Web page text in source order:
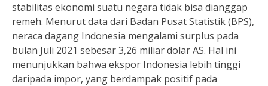
stabilitas ekonomi suatu negara tidak bisa dianggap
remeh. Menurut data dari Badan Pusat Statistik (BPS),
neraca dagang Indonesia mengalami surplus pada
bulan Juli 2021 sebesar 3,26 miliar dolar AS. Hal ini
menunjukkan bahwa ekspor Indonesia lebih tinggi
daripada impor, yang berdampak positif pada